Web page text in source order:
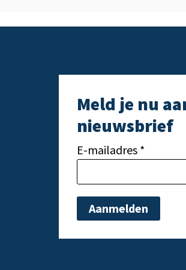
Meld je nu
nieuwsbrief
E-mailadres *